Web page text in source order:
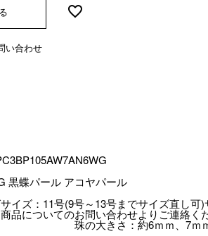
い合わせ
黒蝶パール アコヤパール
イズ：11号(9号～13号までサイズ直し可
品についてのお問い合わせよりご連絡く
の大きさ：約6ｍｍ、7ｍｍ